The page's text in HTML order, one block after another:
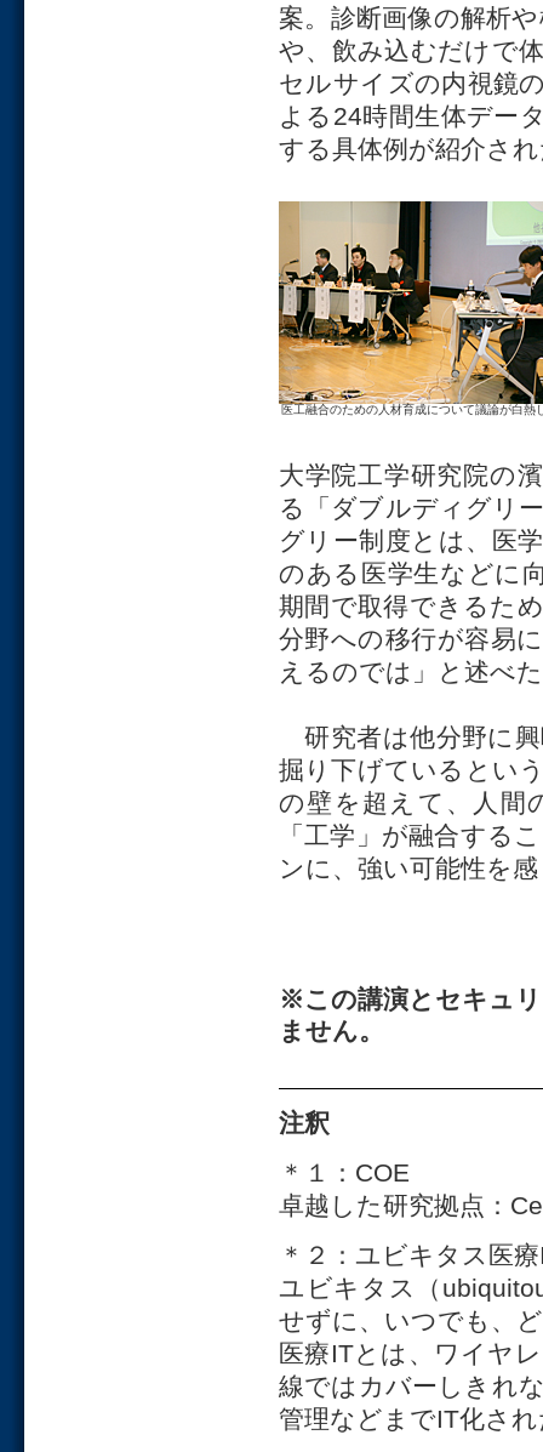
案。診断画像の解析
や、飲み込むだけで
セルサイズの内視鏡
よる24時間生体デー
する具体例が紹介さ
医工融合のための人材育成について議論が白熱
大学院工学研究院の
る「ダブルディグリ
グリー制度とは、医
のある医学生などに
期間で取得できるた
分野への移行が容易
えるのでは」と述べ
研究者は他分野に
掘り下げているとい
の壁を超えて、人間
「工学」が融合する
ンに、強い可能性を
※この講演とセキュ
ません。
注釈
＊１：COE
卓越した研究拠点：
＊２：ユビキタス医
ユビキタス（
せずに、いつでも、
医療ITとは、ワイヤ
線ではカバーしきれ
管理などまでIT化さ